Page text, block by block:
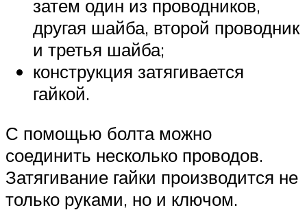
затем один из проводников,
другая шайба, второй проводник
и третья шайба;
конструкция затягивается
гайкой.
С помощью болта можно
соединить несколько проводов.
Затягивание гайки производится не
только руками, но и ключом.